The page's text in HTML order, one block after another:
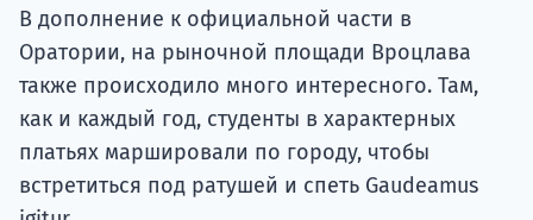
В дополнение к официальной части в
Оратории, на рыночной площади Вроцлава
также происходило много интересного. Там,
как и каждый год, студенты в характерных
платьях маршировали по городу, чтобы
встретиться под ратушей и спеть Gaudeamus